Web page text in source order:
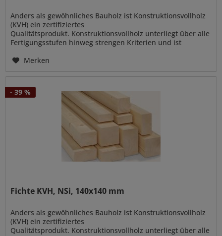
Anders als gewöhnliches Bauholz ist Konstruktionsvollholz
(KVH) ein zertifiziertes
Qualitätsprodukt. Konstruktionsvollholz unterliegt über alle
Fertigungsstufen hinweg strengen Kriterien und ist
Merken
- 39 %
Fichte KVH, NSi, 140x140 mm
Anders als gewöhnliches Bauholz ist Konstruktionsvollholz
(KVH) ein zertifiziertes
Qualitätsprodukt. Konstruktionsvollholz unterliegt über alle